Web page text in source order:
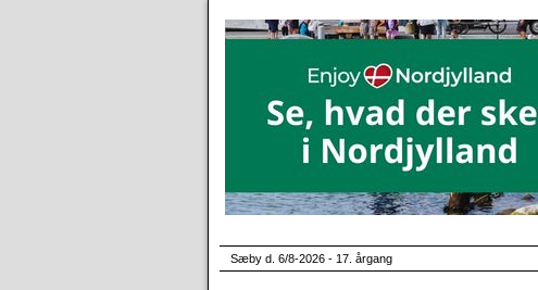
Sæby d. 6/8-2026 - 17. årgang